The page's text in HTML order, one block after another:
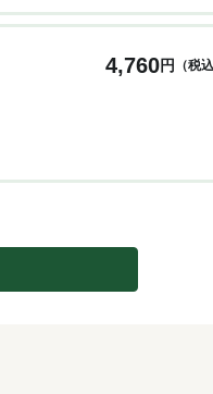
4,760円 （税込